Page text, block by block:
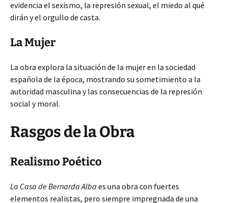
evidencia el sexismo, la represión sexual, el miedo al qué
dirán y el orgullo de casta.
La Mujer
La obra explora la situación de la mujer en la sociedad
española de la época, mostrando su sometimiento a la
autoridad masculina y las consecuencias de la represión
social y moral.
Rasgos de la Obra
Realismo Poético
La Casa de Bernarda Alba es una obra con fuertes
elementos realistas, pero siempre impregnada de una